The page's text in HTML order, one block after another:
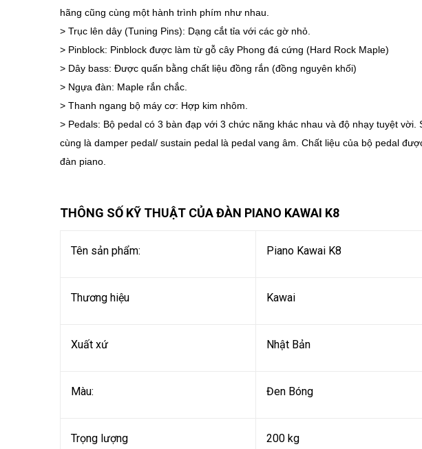
hãng cũng cùng một hành trình phím như nhau.
> Trục lên dây (Tuning Pins): Dạng cắt tỉa với các gờ nhỏ.
> Pinblock: Pinblock được làm từ gỗ cây Phong đá cứng (Hard Rock Maple)
> Dây bass: Được quấn bằng chất liệu đồng rắn (đồng nguyên khối)
> Ngựa đàn: Maple rắn chắc.
> Thanh ngang bộ máy cơ: Hợp kim nhôm.
> Pedals: Bộ pedal có 3 bàn đạp với 3 chức năng khác nhau và độ nhạy tuyệt
cùng là damper pedal/ sustain pedal là pedal vang âm. Chất liệu của bộ pedal
đàn piano.
THÔNG SỐ KỸ THUẬT CỦA ĐÀN PIANO KAWAI K8
Tên sản phẩm: Piano Kawai K8
Thương hiệu Kawai
Xuất xứ Nhật Bản
Màu: Đen Bóng
Trọng lượng 200 kg